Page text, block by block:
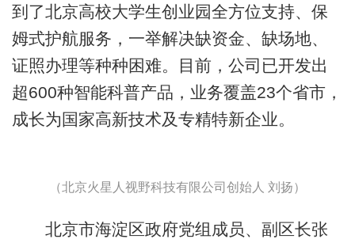
到了北京高校大学生创业园全方位支持、保
姆式护航服务，一举解决缺资金、缺场地、
证照办理等种种困难。目前，公司已开发出
超600种智能科普产品，业务覆盖23个省市，
成长为国家高新技术及专精特新企业。
（北京火星人视野科技有限公司创始人 刘扬）
北京市海淀区政府党组成员、副区长张